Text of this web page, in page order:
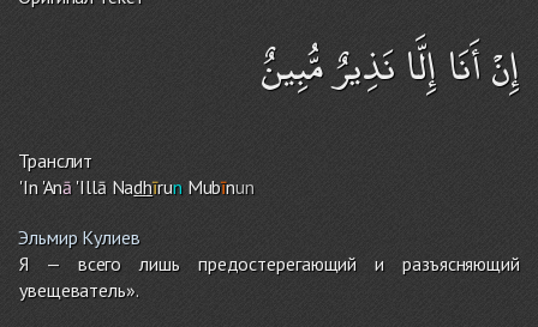
إِنْ أَنَا إِلَّا نَذِيرٌ مُّبِينٌ
Транслит
'In 'Anā 'Illā NadhīrunMubīnun
Эльмир Кулиев
Я — всего лишь предостерегающий и разъясняющий
увещеватель».